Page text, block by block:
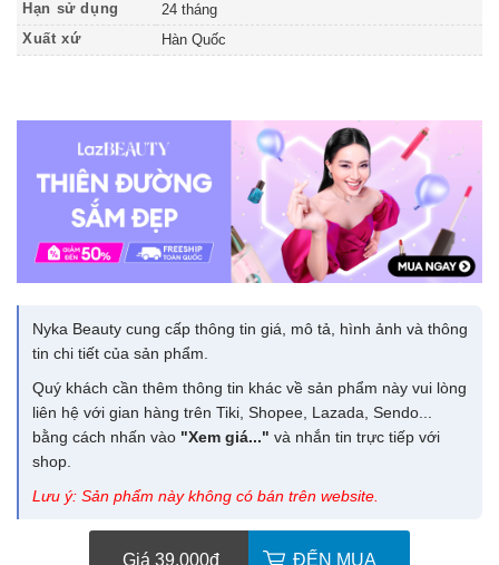
Hạn sử dụng
24 tháng
Xuất xứ
Hàn Quốc
Nyka Beauty cung cấp thông tin giá, mô tả, hình ảnh và thông
tin chi tiết của sản phẩm.
Quý khách cần thêm thông tin khác về sản phẩm này vui lòng
liên hệ với gian hàng trên Tiki, Shopee, Lazada, Sendo...
bằng cách nhấn vào "Xem giá..." và nhắn tin trực tiếp với
shop.
Lưu ý: Sản phẩm này không có bán trên website.
Giá 39.000đ ĐẾN MUA